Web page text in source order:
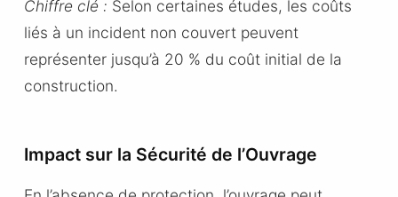
Chiffre clé : Selon certaines études, les coûts
liés à un incident non couvert peuvent
représenter jusqu’à 20 % du coût initial de la
construction.
Impact sur la Sécurité de l’Ouvrage